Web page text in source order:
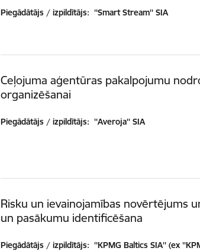
Piegādātājs / izpildītājs: ''Smart Stream'' SIA
Ceļojuma aģentūras pakalpojumu
organizēšanai
Piegādātājs / izpildītājs: ''Averoja'' SIA
Risku un ievainojamības novērtējums
un pasākumu identificēšana
Piegādātājs / izpildītājs: ''KPMG Baltics SIA'' (ex